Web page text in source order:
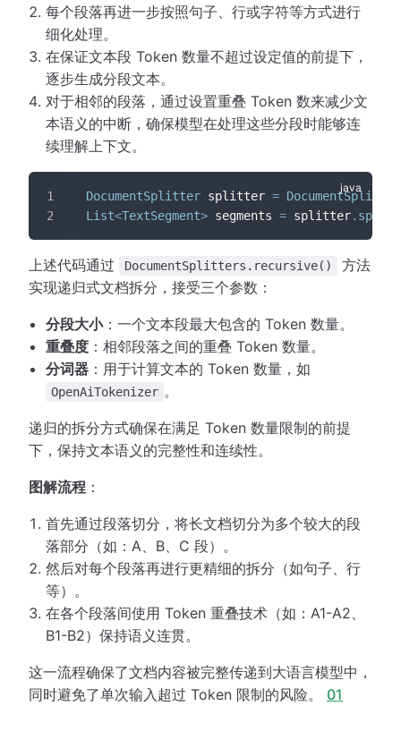
每个段落再进一步按照句子、行或字符等方式进行
细化处理。
在保证文本段 Token 数量不超过设定值的前提下，
逐步生成分段文本。
对于相邻的段落，通过设置重叠 Token 数来减少文
本语义的中断，确保模型在处理这些分段时能够连
续理解上下文。
DocumentSplitter splitter =
List<TextSegment> segments = splitter. split
上述代码通过 DocumentSplitters.recursive()
方法
实现递归式文档拆分，接受三个参数：
分段大小：一个文本段最大包含的 Token 数量。
重叠度 ：相邻段落之间的重叠 Token 数量。
分词器 ：用于计算文本的 Token 数量，如
OpenAiTokenizer 。
递归的拆分方式确保在满足 Token 数量限制的前提
下，保持文本语义的完整性和连续性。
图解流程 ：
首先通过段落切分，将长文档切分为多个较大的段
落部分（如：A、B、C 段）。
然后对每个段落再进行更精细的拆分（如句子、行
等）。
在各个段落间使用 Token 重叠技术（如：A1-A2、
B1-B2）保持语义连贯。
这一流程确保了文档内容被完整传递到大语言模型中，
同时避免了单次输入超过 Token 限制的风险。 01